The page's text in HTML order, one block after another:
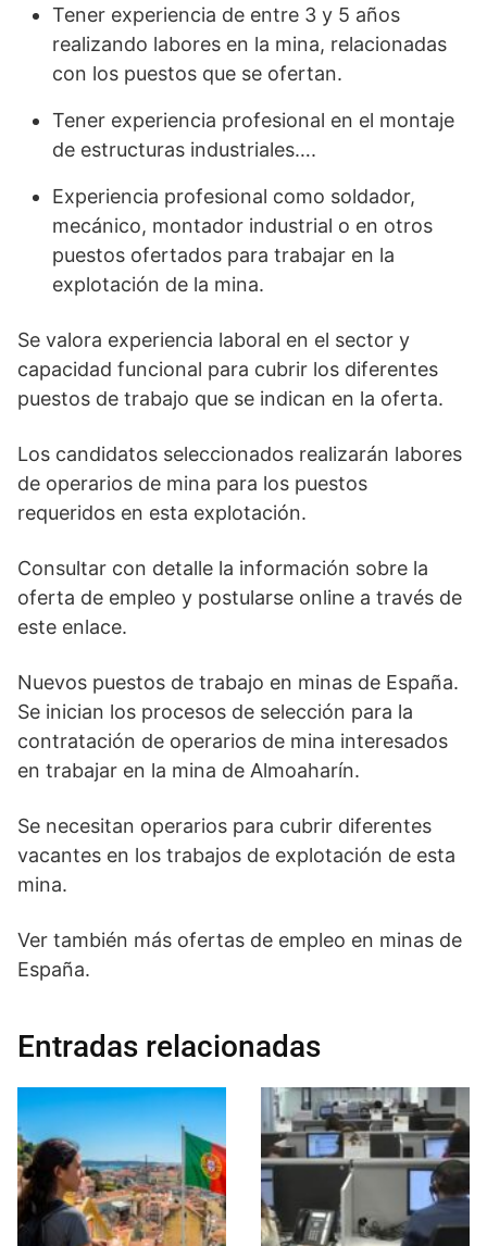
Tener experiencia de entre 3 y 5 años
realizando labores en la mina, relacionadas
con los puestos que se ofertan.
Tener experiencia profesional en el montaje
de estructuras industriales….
Experiencia profesional como soldador,
mecánico, montador industrial o en otros
puestos ofertados para trabajar en la
explotación de la mina.
Se valora experiencia laboral en el sector y
capacidad funcional para cubrir los diferentes
puestos de trabajo que se indican en la oferta.
Los candidatos seleccionados realizarán labores
de operarios de mina para los puestos
requeridos en esta explotación.
Consultar con detalle la información sobre la
oferta de empleo y postularse online a través de
este enlace.
Nuevos puestos de trabajo en minas de España.
Se inician los procesos de selección para la
contratación de operarios de mina interesados
en trabajar en la mina de Almoaharín.
Se necesitan operarios para cubrir diferentes
vacantes en los trabajos de explotación de esta
mina.
Ver también más ofertas de empleo en minas de
España.
Entradas relacionadas